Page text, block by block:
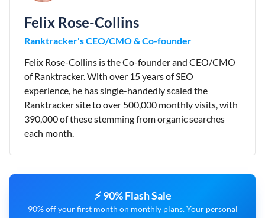
Felix Rose-Collins
Ranktracker's CEO/CMO & Co-founder
Felix Rose-Collins is the Co-founder and CEO/CMO
of Ranktracker. With over 15 years of SEO
experience, he has single-handedly scaled the
Ranktracker site to over 500,000 monthly visits, with
390,000 of these stemming from organic searches
each month.
⚡ 90% Flash Sale
90% off your first month on monthly plans. Your personal